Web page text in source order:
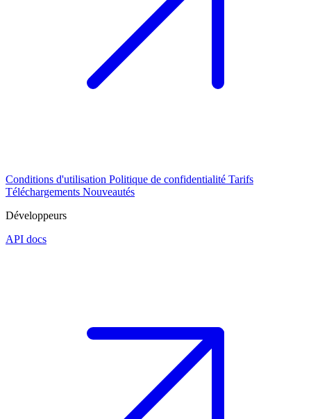
Conditions d'utilisation Politique de confidentialité Tarifs
Téléchargements Nouveautés
Développeurs
API docs